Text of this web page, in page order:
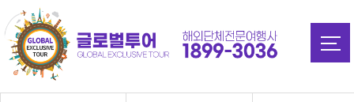
탑메뉴 바로가기
본문 바로가기